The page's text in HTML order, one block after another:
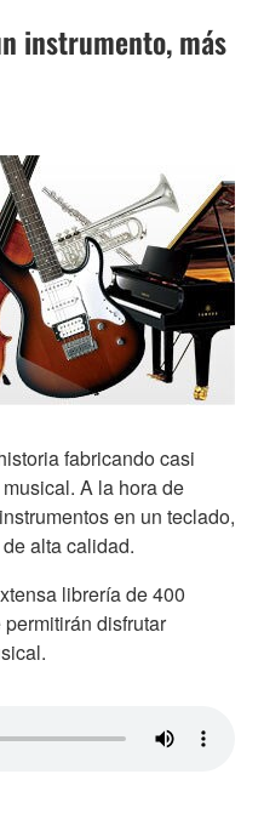
instrumento, más
fabricando casi
A la hora de
en un teclado,
alta calidad.
librería de 400
disfrutar